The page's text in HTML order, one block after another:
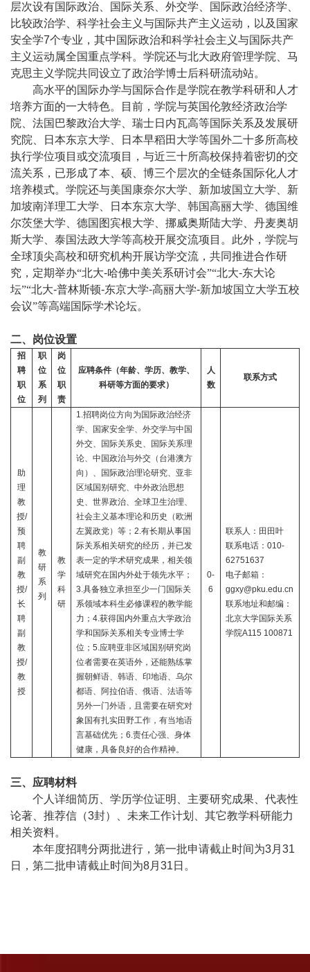
层次设有国际政治、国际关系、外交学、国际政治经济学、
比较政治学、科学社会主义与国际共产主义运动，以及国家
安全学7个专业，其中国际政治和科学社会主义与国际共产
主义运动属全国重点学科。学院还与北大政府管理学院、马
克思主义学院共同设立了政治学博士后科研流动站。
高水平的国际办学与国际合作是学院在教学科研和人才
培养方面的一大特色。目前，学院与英国伦敦经济政治学
院、法国巴黎政治大学、瑞士日内瓦高等国际关系及发展研
究院、日本东京大学、日本早稻田大学等国外二十多所高校
执行学位项目或交流项目，与近三十所高校保持着密切的交
流关系，已形成了本、硕、博三个层次的全链条国际化人才
培养模式。学院还与美国康奈尔大学、新加坡国立大学、新
加坡南洋理工大学、日本东京大学、韩国高丽大学、德国维
尔茨堡大学、德国图宾根大学、挪威奥斯陆大学、丹麦奥胡
斯大学、泰国法政大学等高校开展交流项目。此外，学院与
全球顶尖高校和研究机构开展访学交流，共同推进合作研
究，定期举办“北大-哈佛中美关系研讨会”“北大-东大论
坛”“北大-普林斯顿-东京大学-高丽大学-新加坡国立大学五校
会议”等高端国际学术论坛。
二、岗位设置
招
聘
职
位
职
位
系
列
岗
位
职
责
应聘条件（年龄、学历、教学、
科研等方面的要求）
人
数
联系方式
助
理
教
授/
预
聘
副
教
授/
长
聘
副
教
授/
教
授
教
研
系
列
教
学
科
研
1.招聘岗位方向为国际政治经济
学、国家安全学、外交学与中国
外交、国际关系史、国际关系理
论、中国政治与外交（台港澳方
向）、国际政治理论研究、亚非
区域国别研究、中外政治思想
史、世界政治、全球卫生治理、
社会主义基本理论和历史（欧洲
左翼政党）等；2.有长期从事国
际关系相关研究的经历，并已发
表一定的学术研究成果，相关领
域研究在国内外处于领先水平；
3.具备独立承担至少一门国际关
系领域本科生必修课程的教学能
力；4.获得国内外重点大学政治
学和国际关系相关专业博士学
位；5.应聘亚非区域国别研究岗
位者需要在英语外，还能熟练掌
握朝鲜语、韩语、印地语、乌尔
都语、阿拉伯语、俄语、法语等
另外一门外语，且需要在研究对
象国有扎实田野工作，有当地语
言基础优先；6.责任心强、身体
健康，具备良好的合作精神。
0-
6
联系人：田田叶
联系电话：010-
62751637
电子邮箱：
ggxy@pku.edu.cn
联系地址和邮编：
北京大学国际关系
学院A115 100871
三、应聘材料
个人详细简历、学历学位证明、主要研究成果、代表性
论著、推荐信（3封）、未来工作计划、其它教学科研能力
相关资料。
本年度招聘分两批进行，第一批申请截止时间为3月 31
日，第二批申请截止时间为8月 31 日。